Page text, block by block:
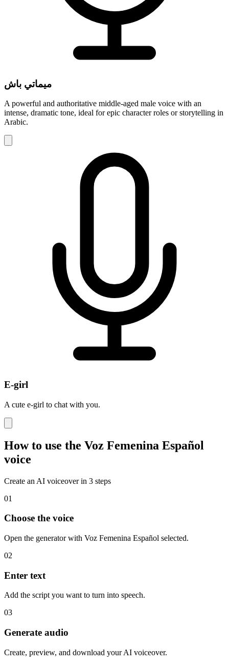
ميماتي باش
A powerful and authoritative middle-aged male voice with an
intense, dramatic tone, ideal for epic character roles or storytelling in
Arabic.
E-girl
A cute e-girl to chat with you.
How to use the Voz Femenina Español
voice
Create an AI voiceover in 3 steps
01
Choose the voice
Open the generator with Voz Femenina Español selected.
02
Enter text
Add the script you want to turn into speech.
03
Generate audio
Create, preview, and download your AI voiceover.